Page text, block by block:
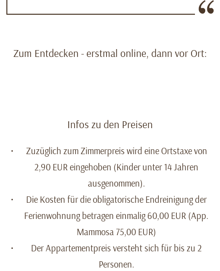
Zum Entdecken - erstmal online, dann vor Ort:
Infos zu den Preisen
Zuzüglich zum Zimmerpreis wird eine Ortstaxe von
2,90 EUR eingehoben (Kinder unter 14 Jahren
ausgenommen).
Die Kosten für die obligatorische Endreinigung der
Ferienwohnung betragen einmalig 60,00 EUR (App.
Mammosa 75,00 EUR)
Der Appartementpreis versteht sich für bis zu 2
Personen.